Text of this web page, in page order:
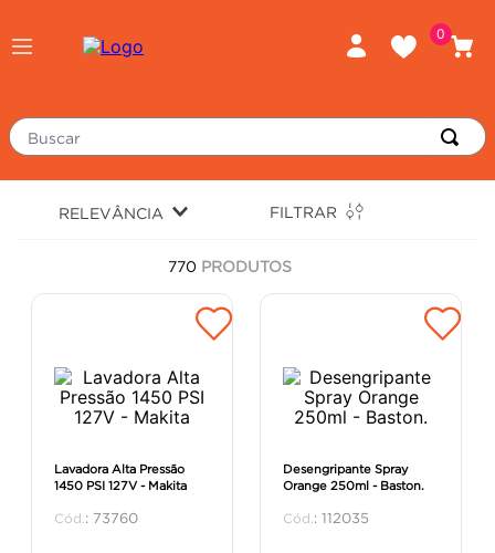
0
Buscar
RELEVÂNCIA FILTRAR
770 PRODUTOS
Lavadora Alta Pressão
1450 PSI 127V - Makita
: 73760
Desengripante Spray
Orange 250ml - Baston.
: 112035
massa corrida
chuveiro
argamassa